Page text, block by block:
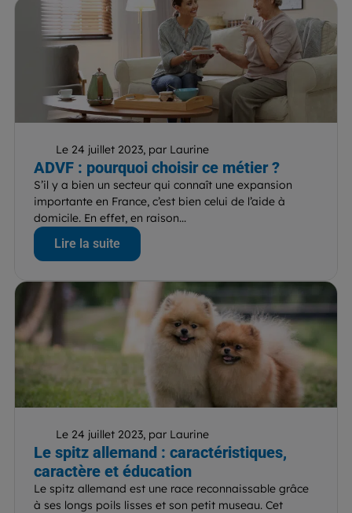
Le 24 juillet 2023, par Laurine
ADVF : pourquoi choisir ce métier ?
S’il y a bien un secteur qui connaît une expansion
importante en France, c’est bien celui de l’aide à
domicile. En effet, en raison...
Lire la suite
Le 24 juillet 2023, par Laurine
Le spitz allemand : caractéristiques,
caractère et éducation
Le spitz allemand est une race reconnaissable grâce
à ses longs poils lisses et son petit museau. Cet